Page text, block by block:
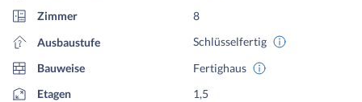
Zimmer
8
Ausbaustufe
Schlüsselfertig
Bauweise
Fertighaus
Etagen
1,5